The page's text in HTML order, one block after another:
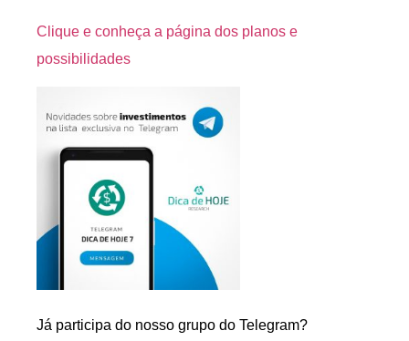
Clique e conheça a página dos planos e
possibilidades
Já participa do nosso grupo do Telegram?